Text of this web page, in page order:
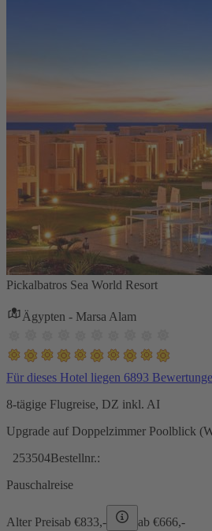
Pickalbatros Sea World Resort
Ägypten - Marsa Alam
Für dieses Hotel liegen 6893
8-tägige Flugreise, DZ inkl. AI
Upgrade auf Doppelzimmer Poolblick
253504Bestellnr.:
Pauschalreise
Alter Preisab €833,- ab €666,-